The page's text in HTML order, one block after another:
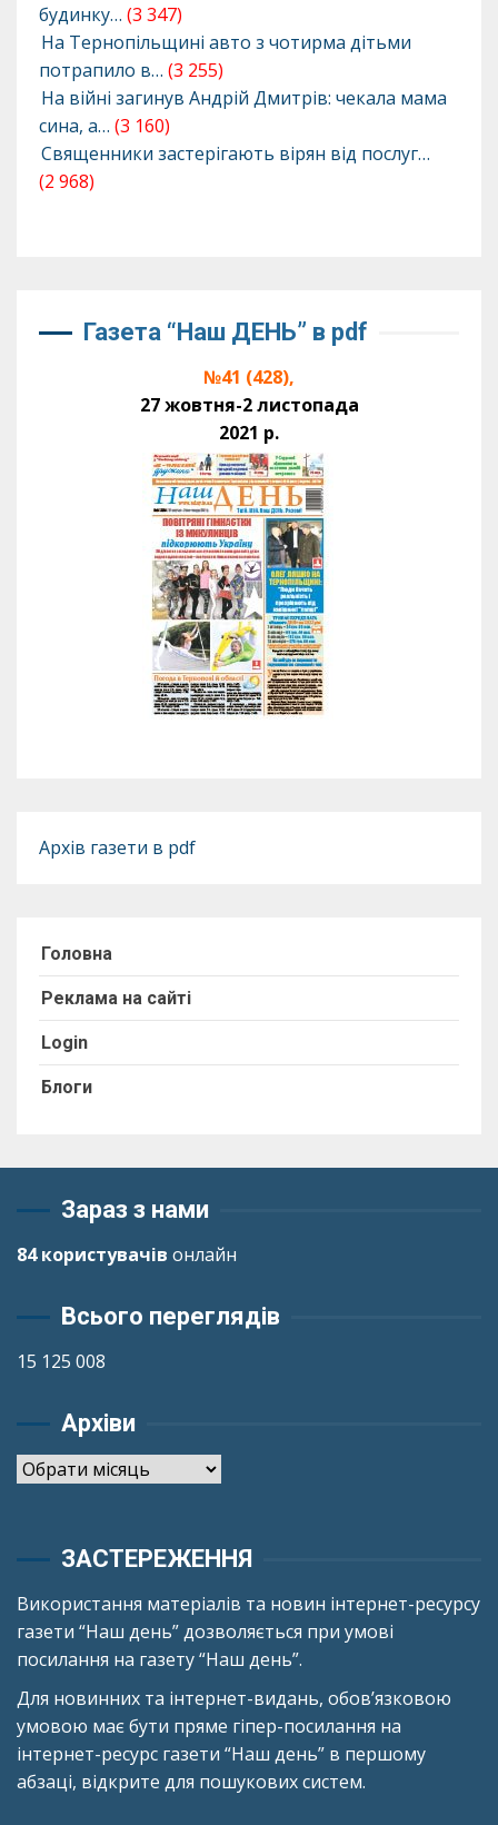
будинку… (3 347)
На Тернопільщині авто з чотирма дітьми
потрапило в… (3 255)
На війні загинув Андрій Дмитрів: чекала мама
сина, а… (3 160)
Священники застерігають вірян від послуг…
(2 968)
Газета “Наш ДЕНЬ” в pdf
№41 (428),
27 жовтня-2 листопада
2021 р.
Архів газети в pdf
Головна
Реклама на сайті
Login
Блоги
Зараз з нами
84 користувачів онлайн
Всього переглядів
15 125 008
Архіви
Архіви
ЗАСТЕРЕЖЕННЯ
Використання матеріалів та новин інтернет-ресурсу
газети “Наш день” дозволяється при умові
посилання на газету “Наш день”.
Для новинних та інтернет-видань, обов’язковою
умовою має бути пряме гіпер-посилання на
інтернет-ресурс газети “Наш день” в першому
абзаці, відкрите для пошукових систем.